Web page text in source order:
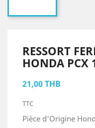
RESSORT
HONDA PCX
21,00 THB
TTC
Pièce d'Origine